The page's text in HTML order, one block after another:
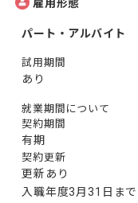
雇用形態
パート・アルバイト
試用期間
あり
就業期間について
契約期間
有期
契約更新
更新あり
入職年度3月31日まで